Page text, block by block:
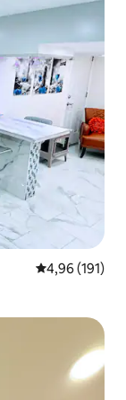
Priemerné
4,96 (191)